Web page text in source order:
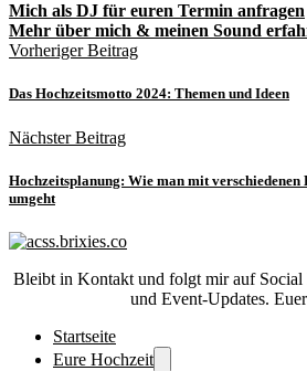
Mich als DJ für euren Termin anfragen
Mehr über mich & meinen Sound
Vorheriger Beitrag
Das Hochzeitsmotto 2024: Themen und Ideen
Nächster Beitrag
Hochzeitsplanung: Wie man mit
umgeht
Bleibt in Kontakt und folgt mir auf
und Event-Updates.
Startseite
Eure Hochzeit